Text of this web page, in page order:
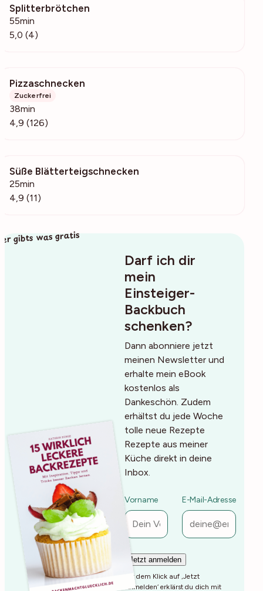
Splitterbrötchen
55min
5,0 (4)
Pizzaschnecken
Zuckerfrei
38min
4,9 (126)
Süße Blätterteigschnecken
25min
4,9 (11)
Darf ich dir
mein
Einsteiger-
Backbuch
schenken?
Dann abonniere jetzt
meinen Newsletter und
erhalte mein eBook
kostenlos als
Dankeschön. Zudem
erhältst du jede Woche
tolle neue Rezepte
Rezepte aus meiner
Küche direkt in deine
Inbox.
Vorname E-Mail-Adresse
Mit dem Klick auf ‚Jetzt
Anmelden‘ erklärst du dich mit
gibts was gratis